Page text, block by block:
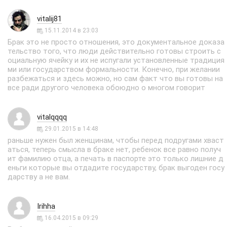
vitalij81
15.11.2014 в 23:03
Брак это не просто отношения, это документальное доказа
тельство того, что люди действительно готовы строить с
оциальную ячейку и их не испугали установленные традиция
ми или государством формальности. Конечно, при желании
разбежаться и здесь можно, но сам факт что вы готовы на
все ради другого человека обоюдно о многом говорит
vitalqqqq
29.01.2015 в 14:48
раньше нужен был женщинам, чтобы перед подругами хваст
аться, теперь смысла в браке нет, ребенок все равно получ
ит фамилию отца, а печать в паспорте это только лишние д
еньги которые вы отдадите государству, брак выгоден госу
дарству а не вам.
Irihha
16.04.2015 в 09:29